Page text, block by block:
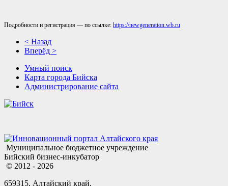
Подробности и регистрация — по ссылке: https://newgeneration.wb.ru
< Назад
Вперёд >
Умный поиск
Карта города Бийска
Администрирование сайта
Муниципальное бюджетное учреждение
Бийский бизнес-инкубатор
© 2012 - 2026
659315, Алтайский край,